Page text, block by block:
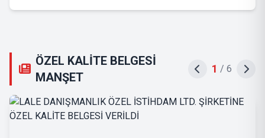
ÖZEL KALİTE BELGESİ
MANŞET
1 / 6